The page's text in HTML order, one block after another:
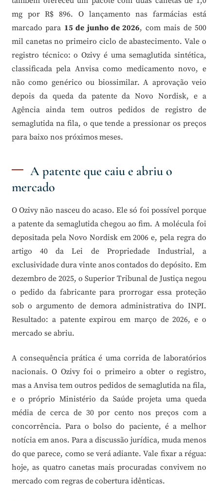
mg por R$ 896. O lançamento nas farmácias está
marcado para 15 de junho de 2026, com mais de 500
mil canetas no primeiro ciclo de abastecimento. Vale o
registro técnico: o Ozivy é uma semaglutida sintética,
classificada pela Anvisa como medicamento novo, e
não como genérico ou biossimilar. A aprovação veio
depois da queda da patente da Novo Nordisk, e a
Agência ainda tem outros pedidos de registro de
semaglutida na fila, o que tende a pressionar os preços
para baixo nos próximos meses.
A patente que caiu e abriu o
mercado
O Ozivy não nasceu do acaso. Ele só foi possível porque
a patente da semaglutida chegou ao fim. A molécula foi
depositada pela Novo Nordisk em 2006 e, pela regra do
artigo 40 da Lei de Propriedade Industrial, a
exclusividade dura vinte anos contados do depósito. Em
dezembro de 2025, o Superior Tribunal de Justiça negou
o pedido da fabricante para prorrogar essa proteção
sob o argumento de demora administrativa do INPI.
Resultado: a patente expirou em março de 2026, e o
mercado se abriu.
A consequência prática é uma corrida de laboratórios
nacionais. O Ozivy foi o primeiro a obter o registro,
mas a Anvisa tem outros pedidos de semaglutida na fila,
e o próprio Ministério da Saúde projeta uma queda
média de cerca de 30 por cento nos preços com a
concorrência. Para o bolso do paciente, é a melhor
notícia em anos. Para a discussão jurídica, muda menos
do que parece, como se verá adiante. Vale fixar a régua:
hoje, as quatro canetas mais procuradas convivem no
mercado com regras de cobertura idênticas.